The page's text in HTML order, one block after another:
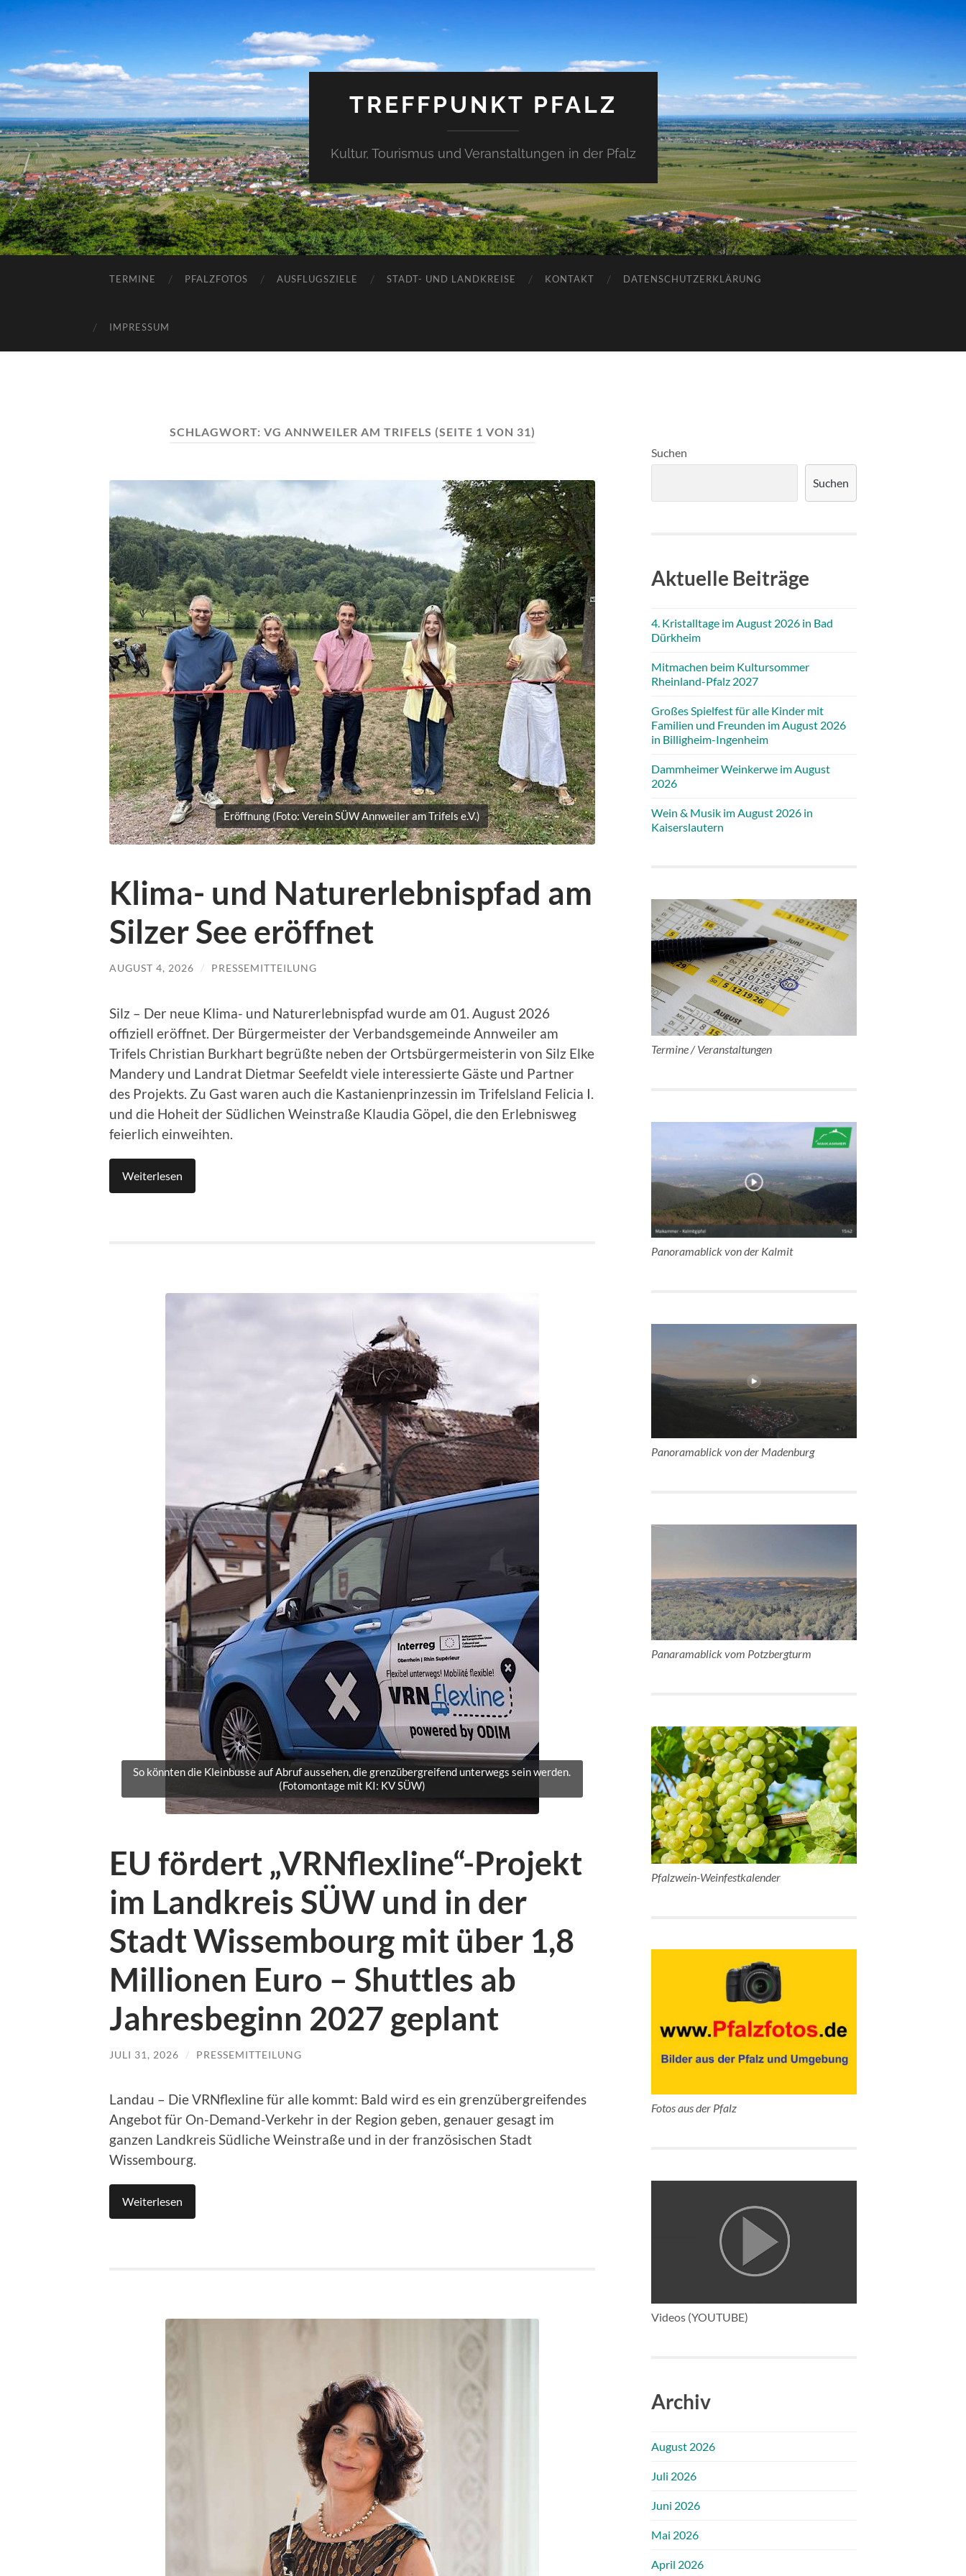
TREFFPUNKT PFALZ
Kultur, Tourismus und Veranstaltungen in der Pfalz
TERMINE PFALZFOTOS AUSFLUGSZIELE STADT- UND LANDKREISE KONTAKT DATENSCHUTZERKLÄRUNG
IMPRESSUM
SCHLAGWORT: VG ANNWEILER AM TRIFELS (SEITE 1 VON 31)
Eröffnung (Foto: Verein SÜW Annweiler am Trifels e.V.)
Klima- und Naturerlebnispfad am
Silzer See eröffnet
AUGUST 4, 2026 / PRESSEMITTEILUNG
Silz – Der neue Klima- und Naturerlebnispfad wurde am 01. August 2026
offiziell eröffnet. Der Bürgermeister der Verbandsgemeinde Annweiler am
Trifels Christian Burkhart begrüßte neben der Ortsbürgermeisterin von Silz Elke
Mandery und Landrat Dietmar Seefeldt viele interessierte Gäste und Partner
des Projekts. Zu Gast waren auch die Kastanienprinzessin im Trifelsland Felicia I.
und die Hoheit der Südlichen Weinstraße Klaudia Göpel, die den Erlebnisweg
feierlich einweihten.
Weiterlesen
So könnten die Kleinbusse auf Abruf aussehen, die grenzübergreifend unterwegs sein werden.
(Fotomontage mit KI: KV SÜW)
EU fördert „VRNflexline“-Projekt
im Landkreis SÜW und in der
Stadt Wissembourg mit über 1,8
Millionen Euro – Shuttles ab
Jahresbeginn 2027 geplant
JULI 31, 2026 / PRESSEMITTEILUNG
Landau – Die VRNflexline für alle kommt: Bald wird es ein grenzübergreifendes
Angebot für On-Demand-Verkehr in der Region geben, genauer gesagt im
ganzen Landkreis Südliche Weinstraße und in der französischen Stadt
Wissembourg.
Weiterlesen
Suchen
Suchen
Aktuelle Beiträge
4. Kristalltage im August 2026 in Bad
Dürkheim
Mitmachen beim Kultursommer
Rheinland-Pfalz 2027
Großes Spielfest für alle Kinder mit
Familien und Freunden im August 2026
in Billigheim-Ingenheim
Dammheimer Weinkerwe im August
2026
Wein & Musik im August 2026 in
Kaiserslautern
Termine / Veranstaltungen
Panoramablick von der Kalmit
Panoramablick von der Madenburg
Panaramablick vom Potzbergturm
Pfalzwein-Weinfestkalender
Fotos aus der Pfalz
Videos (YOUTUBE)
Archiv
August 2026
Juli 2026
Juni 2026
Mai 2026
April 2026